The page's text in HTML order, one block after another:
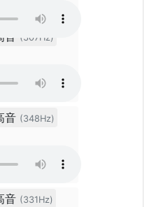
音 (307Hz)
音 (348Hz)
音 (331Hz)